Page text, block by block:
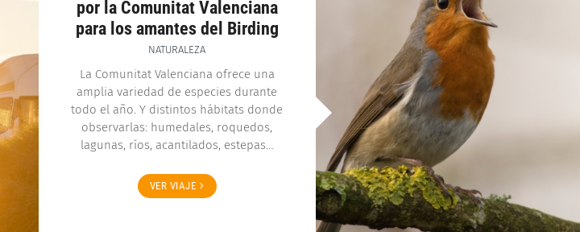
por la Comunitat Valenciana
para los amantes del Birding
NATURALEZA
La Comunitat Valenciana ofrece una
amplia variedad de especies durante
todo el año. Y distintos hábitats donde
observarlas: humedales, roquedos,
lagunas, ríos, acantilados, estepas…
VER VIAJE